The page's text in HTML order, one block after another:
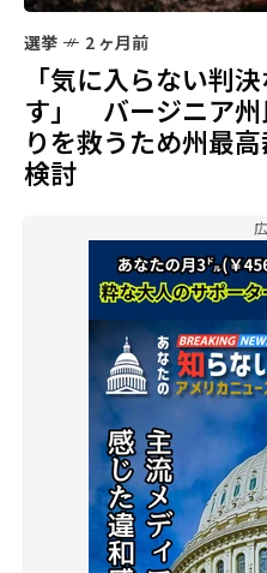
選挙 2 ヶ月前
「気に入らない判
す」 バージニア州
りを救うため州最
検討